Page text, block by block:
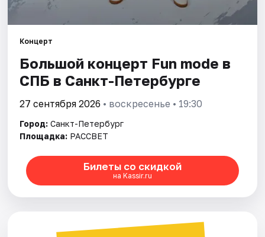
Концерт
Большой концерт Fun mode в
СПБ в Санкт-Петербурге
27 сентября 2026 • воскресенье • 19:30
Город: Санкт-Петербург
Площадка: РАССВЕТ
Билеты со скидкой
на Kassir.ru